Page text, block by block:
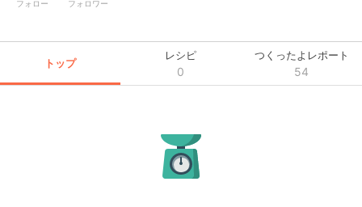
フォロー フォロワー
トップ
レシピ
0
つくったよレポート
54